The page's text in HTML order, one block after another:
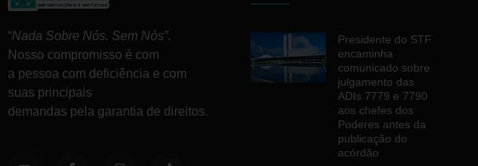
“Nada Sobre Nós. Sem Nós”.
Nosso compromisso é com
a pessoa com deficiência e com
suas principais
demandas pela garantia de direitos.
Presidente do STF
encaminha
comunicado sobre
julgamento das
ADIs 7779 e 7790
aos chefes dos
Poderes antes da
publicação do
acórdão